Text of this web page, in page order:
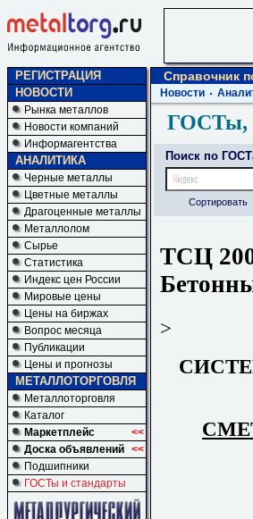
РЕГИСТРАЦИЯ
НОВОСТИ
Рынка металлов
Новости компаний
Информагентства
АНАЛИТИКА
Черные металлы
Цветные металлы
Драгоценные металлы
Металлолом
Сырье
Статистика
Индекс цен России
Мировые цены
Цены на биржах
Вопрос месяца
Публикации
Цены и прогнозы
МЕТАЛЛОТОРГОВЛЯ
Металлоторговля
Каталог
Маркетплейс
<<
Доска объявлений <<
Подшипники
ГОСТы и стандарты
Справочник
Новости
ГОСТы,
Поиск по
Сортировать
ТСЦ
>